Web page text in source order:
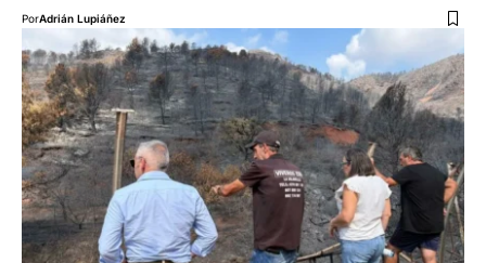
PorAdrián Lupiáñez